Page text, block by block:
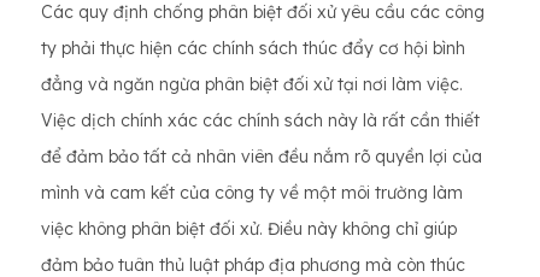
Các quy định chống phân biệt đối xử yêu cầu các công
ty phải thực hiện các chính sách thúc đẩy cơ hội bình
đẳng và ngăn ngừa phân biệt đối xử tại nơi làm việc.
Việc dịch chính xác các chính sách này là rất cần thiết
để đảm bảo tất cả nhân viên đều nắm rõ quyền lợi của
mình và cam kết của công ty về một môi trường làm
việc không phân biệt đối xử. Điều này không chỉ giúp
đảm bảo tuân thủ luật pháp địa phương mà còn thúc